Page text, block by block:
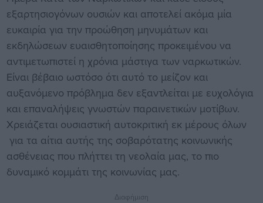
εξαρτησιογόνων ουσιών και αποτελεί ακόμα μία
ευκαιρία για την προώθηση μηνυμάτων και
εκδηλώσεων ευαισθητοποίησης προκειμένου να
αντιμετωπιστεί η χρόνια μάστιγα των ναρκωτικών.
Είναι βέβαιο ωστόσο ότι αυτό το μείζον και
αυξανόμενο πρόβλημα δεν εξαντλείται με ευχολόγια
και επαναλήψεις γνωστών παραινετικών μοτίβων.
Χρειάζεται ουσιαστική αυτοκριτική εκ μέρους όλων
για τα αίτια αυτής της σοβαρότατης κοινωνικής
ασθένειας που πλήττει τη νεολαία μας, το πιο
δυναμικό κομμάτι της κοινωνίας μας.
Διαφήμιση